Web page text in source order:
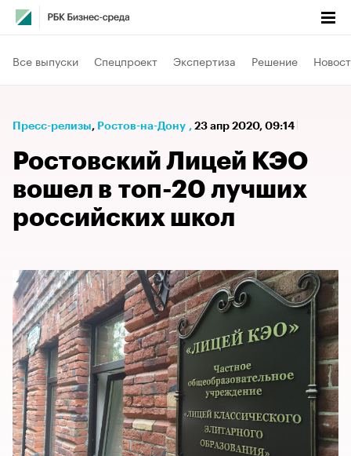
Все выпуски Спецпроект Экспертиза Решение
Пресс-релизы⁠, Ростов-на-Дону , 23 апр 2020, 09:14
Ростовский Лицей КЭО
вошел в топ-20 лучших
российских школ